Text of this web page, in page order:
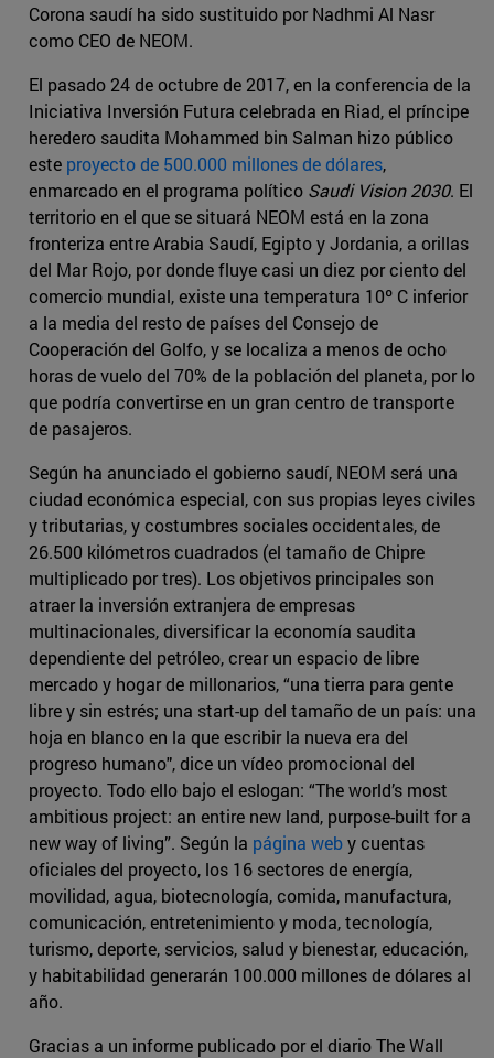
Corona saudí ha sido sustituido por Nadhmi Al Nasr
como CEO de NEOM.
El pasado 24 de octubre de 2017, en la conferencia de la
Iniciativa Inversión Futura celebrada en Riad, el príncipe
heredero saudita Mohammed bin Salman hizo público
este proyecto de 500.000 millones de dólares,
enmarcado en el programa político Saudi Vision 2030. El
territorio en el que se situará NEOM está en la zona
fronteriza entre Arabia Saudí, Egipto y Jordania, a orillas
del Mar Rojo, por donde fluye casi un diez por ciento del
comercio mundial, existe una temperatura 10º C inferior
a la media del resto de países del Consejo de
Cooperación del Golfo, y se localiza a menos de ocho
horas de vuelo del 70% de la población del planeta, por lo
que podría convertirse en un gran centro de transporte
de pasajeros.
Según ha anunciado el gobierno saudí, NEOM será una
ciudad económica especial, con sus propias leyes civiles
y tributarias, y costumbres sociales occidentales, de
26.500 kilómetros cuadrados (el tamaño de Chipre
multiplicado por tres). Los objetivos principales son
atraer la inversión extranjera de empresas
multinacionales, diversificar la economía saudita
dependiente del petróleo, crear un espacio de libre
mercado y hogar de millonarios, “una tierra para gente
libre y sin estrés; una start-up del tamaño de un país: una
hoja en blanco en la que escribir la nueva era del
progreso humano", dice un vídeo promocional del
proyecto. Todo ello bajo el eslogan: “The world’s most
ambitious project: an entire new land, purpose-built for a
new way of living”. Según la página weby cuentas
oficiales del proyecto, los 16 sectores de energía,
movilidad, agua, biotecnología, comida, manufactura,
comunicación, entretenimiento y moda, tecnología,
turismo, deporte, servicios, salud y bienestar, educación,
y habitabilidad generarán 100.000 millones de dólares al
año.
Gracias a un informe publicado por el diario The Wall